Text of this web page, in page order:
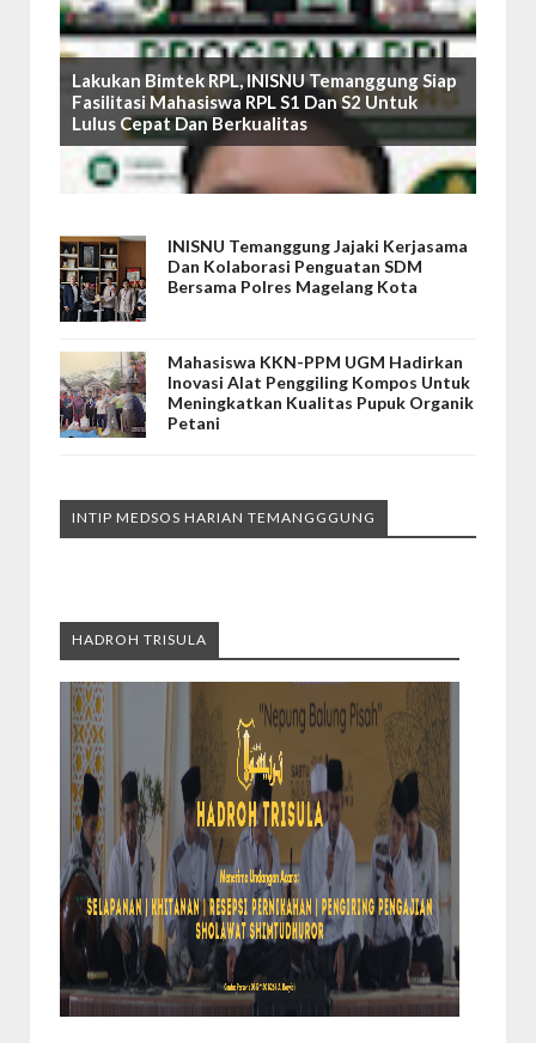
Lakukan Bimtek RPL, INISNU Temanggung Siap
Fasilitasi Mahasiswa RPL S1 Dan S2 Untuk
Lulus Cepat Dan Berkualitas
INISNU Temanggung Jajaki Kerjasama
Dan Kolaborasi Penguatan SDM
Bersama Polres Magelang Kota
Mahasiswa KKN-PPM UGM Hadirkan
Inovasi Alat Penggiling Kompos Untuk
Meningkatkan Kualitas Pupuk Organik
Petani
INTIP MEDSOS HARIAN TEMANGGGUNG
HADROH TRISULA